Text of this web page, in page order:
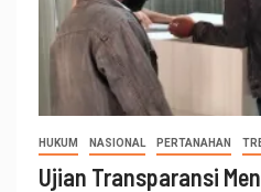
HUKUM NASIONAL PERTANAHAN
Ujian Transparansi